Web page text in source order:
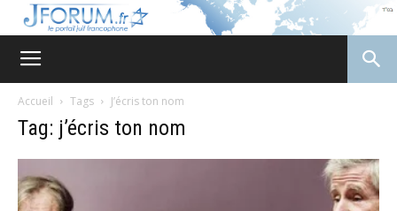
Accueil Tags J’écris ton nom
Tag: j’écris ton nom